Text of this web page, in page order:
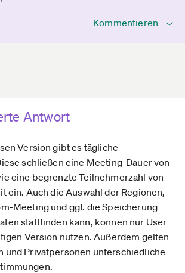
Kommentieren
Antwort
Version gibt es tägliche
schließen eine Meeting-Dauer von
eine begrenzte Teilnehmerzahl von
ein. Auch die Auswahl der Regionen,
Meeting und ggf. die Speicherung
stattfinden kann, können nur User
Version nutzen. Außerdem gelten
und Privatpersonen unterschiedliche